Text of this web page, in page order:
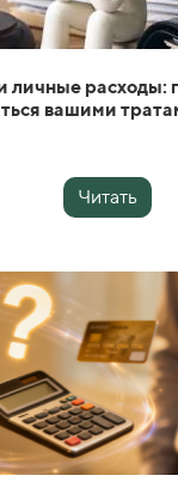
личные расходы:
вашими
Читать